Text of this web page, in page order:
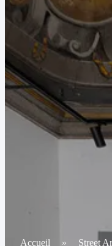
Accueil » Street